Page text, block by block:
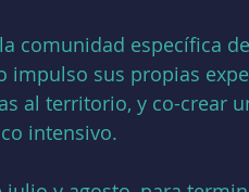
comunidad específica
sus propias
al territorio, y co-crear
intensivo.